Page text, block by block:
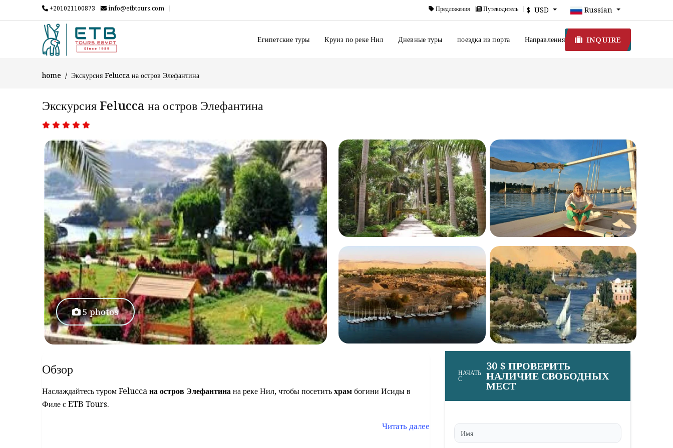
+201021100873 info@etbtours.com Предложения Путеводитель $ USD Russian
Египетские туры Круиз по реке Нил Дневные туры поездка из порта Направления INQUIRE
home Экскурсия Felucca на остров Элефантина
Экскурсия Felucca на остров Элефантина
5 photos
Обзор
Наслаждайтесь туром Feluccaна остров Элефантинана реке Нил, чтобы посетитьхрамбогини Исиды в
Филе с ETB Tours.
Читать далее
НАЧАТЬ
С
30 $ ПРОВЕРИТЬ
НАЛИЧИЕ СВОБОДНЫХ
МЕСТ